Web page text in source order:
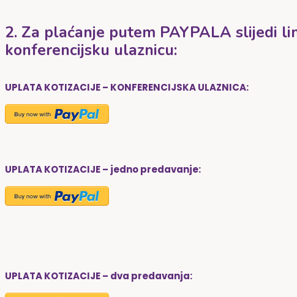
2. Za plaćanje putem PAYPALA slijedi
konferencijsku ulaznicu:
UPLATA KOTIZACIJE – KONFERENCIJSKA ULAZNICA:
UPLATA KOTIZACIJE – jedno predavanje:
UPLATA KOTIZACIJE – dva predavanja: